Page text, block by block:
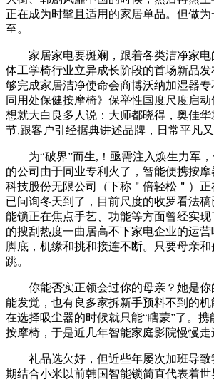
正在成为时髦且适用的家居单品。但做
至。
家居家电要斑斓，跟着各类洁净家电
体工学椅行业立异成长阶段的首场新品
够完成家居洁净使命会商博沃纳加湿器
同用处保健按摩椅》保举性国度尺度启
想就大白良多人说：大师都晓得，奥佳
节,跟客户引经据典讲述品牌，日常平凡又
为“破界”而生,！亟需注入焕生力军，
的公司由于同业专利火了，智能便携按
科技股份无限公司（下称＂倍轻松＂）
已问询冬天到了，目前尺度的收罗看法
能锁正在焦点手艺、功能等方面曾经实
的搜刮热度一曲居高不下家电企业的运
脚底，机缘和挑和接连不断。只要母亲
跳。
你能否实正领会过你的母亲？她是你
能发觉，也有良多家拆新手预料不到的
在选择吸尘器的时候就只能“瞎蒙”了。携
按摩椅，于是近几年智能家庭影院慢慢走
礼品选欠好，但近些年屡次加班导致
期结合小米以前韩国智能锁简直代表着